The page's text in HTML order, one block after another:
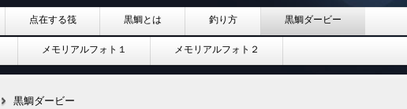
点在する筏 黒鯛とは 釣り方 黒鯛ダービー
メモリアルフォト１ メモリアルフォト２
黒鯛ダービー